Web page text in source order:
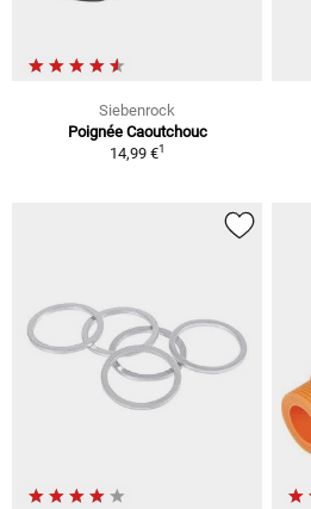
Siebenrock
Poignée Caoutchouc
14,99 €1